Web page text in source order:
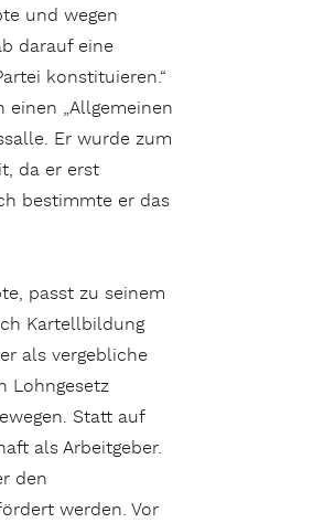
und wegen
darauf eine
konstituieren.“
einen „Allgemeinen
Er wurde zum
da er erst
bestimmte er das
passt zu seinem
Kartellbildung
als vergebliche
Lohngesetz
Statt auf
als Arbeitgeber.
den
werden. Vor